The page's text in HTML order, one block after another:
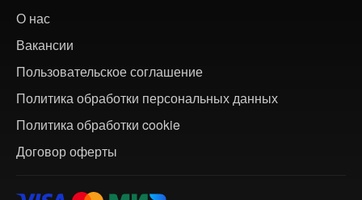
О нас
Вакансии
Пользовательское соглашение
Политика обработки персональных данных
Политика обработки cookie
Договор оферты